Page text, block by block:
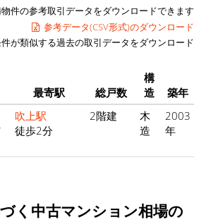
件の参考取引データをダウンロードできます
参考データ(CSV形式)のダウンロード
が類似する過去の取引データをダウンロード
最寄駅 総戸数
構
造
築年
吹上駅
徒歩2分
2階建
木
造
2003
年
く中古マンション相場の